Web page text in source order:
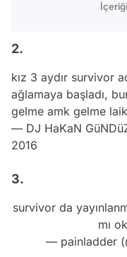
2.
kız 3 aydır survivor
ağlamaya başladı,
gelme amk gelme
— DJ HaKaN
2016
3.
survivor da
mı
— painladder